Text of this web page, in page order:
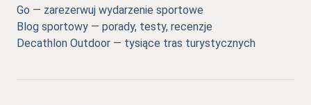
Go — zarezerwuj wydarzenie sportowe
Blog sportowy — porady, testy, recenzje
Decathlon Outdoor — tysiące tras turystycznych